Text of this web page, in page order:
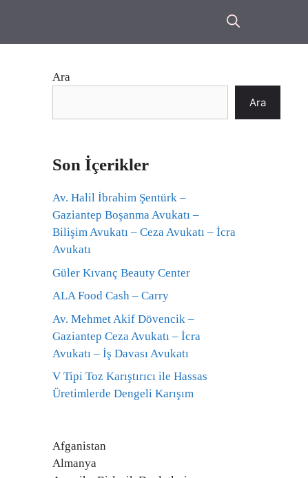
Ara
Ara
Son İçerikler
Av. Halil İbrahim Şentürk –
Gaziantep Boşanma Avukatı –
Bilişim Avukatı – Ceza Avukatı – İcra
Avukatı
Güler Kıvanç Beauty Center
ALA Food Cash – Carry
Av. Mehmet Akif Dövencik –
Gaziantep Ceza Avukatı – İcra
Avukatı – İş Davası Avukatı
V Tipi Toz Karıştırıcı ile Hassas
Üretimlerde Dengeli Karışım
Afganistan
Almanya